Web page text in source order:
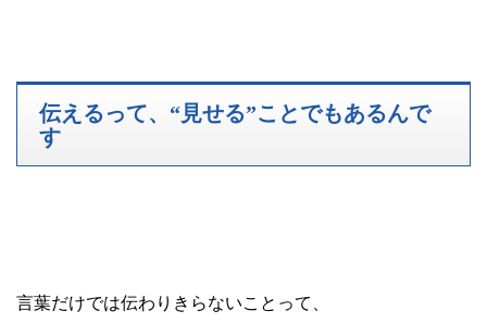
伝えるって、“見せる”ことでもあるんで
す
言葉だけでは伝わりきらないことって、